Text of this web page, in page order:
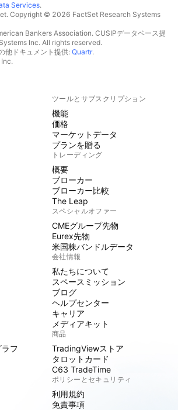
Services.
Copyright © 2026 FactSet Research Systems
Bankers Association. CUSIPデータベース提
Inc. All rights reserved.
他ドキュメント提供: Quartr.
フ
ツールとサブスクリプション
機能
価格
マーケットデータ
プランを贈る
トレーディング
概要
ブローカー
ブローカー比較
The Leap
スペシャルオファー
CMEグループ先物
Eurex先物
米国株バンドルデータ
会社情報
私たちについて
スペースミッション
ブログ
ヘルプセンター
キャリア
メディアキット
商品
TradingViewストア
タロットカード
C63 TradeTime
ポリシーとセキュリティ
利用規約
免責事項